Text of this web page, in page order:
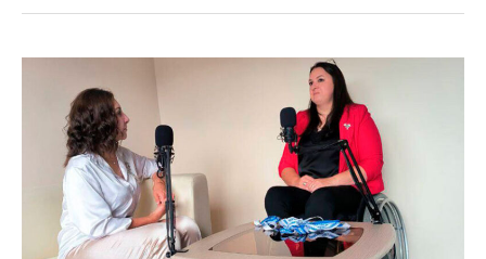
n
o
kl
as
s
ni
ki
e
gr
a
m
er at
s
подкаста
«Неидеальный
спорт»
чемпионкой
России